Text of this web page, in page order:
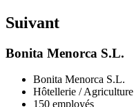
Suivant
Bonita Menorca S.L.
Bonita Menorca S.L.
Hôtellerie / Agriculture
150 employés